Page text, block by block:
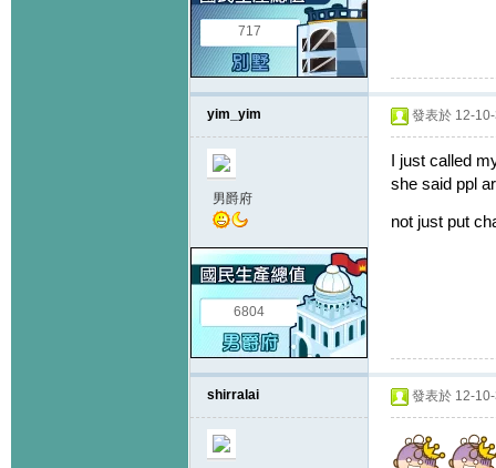
717
yim_yim
男爵府
6804
發表於 12-
I just called
she said ppl
not just put
shirralai 發表於 12-